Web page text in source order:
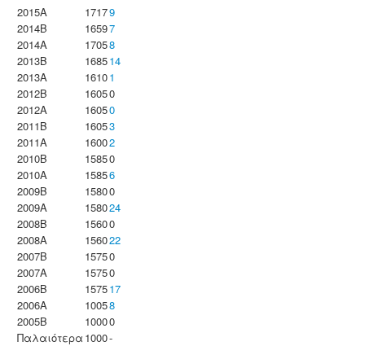
2015A
17179
2014B
16597
2014A
17058
2013B
168514
2013A
16101
2012B
16050
2012A
16050
2011B
16053
2011A
16002
2010B
15850
2010A
15856
2009B
15800
2009A
158024
2008B
15600
2008A
156022
2007B
15750
2007A
15750
2006B
157517
2006A
10058
2005B
10000
Παλαιότερα 1000-